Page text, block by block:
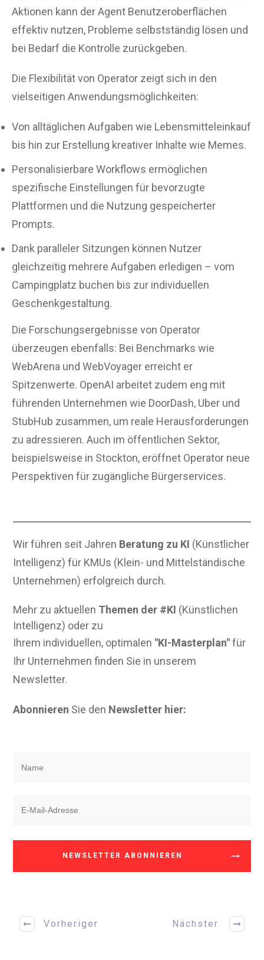
Aktionen kann der Agent Benutzeroberflächen
effektiv nutzen, Probleme selbstständig lösen und
bei Bedarf die Kontrolle zurückgeben.
Die Flexibilität von Operator zeigt sich in den
vielseitigen Anwendungsmöglichkeiten:
Von alltäglichen Aufgaben wie Lebensmitteleinkauf
bis hin zur Erstellung kreativer Inhalte wie Memes.
Personalisierbare Workflows ermöglichen
spezifische Einstellungen für bevorzugte
Plattformen und die Nutzung gespeicherter
Prompts.
Dank paralleler Sitzungen können Nutzer
gleichzeitig mehrere Aufgaben erledigen – vom
Campingplatz buchen bis zur individuellen
Geschenkgestaltung.
Die Forschungsergebnisse von Operator
überzeugen ebenfalls: Bei Benchmarks wie
WebArena und WebVoyager erreicht er
Spitzenwerte. OpenAI arbeitet zudem eng mit
führenden Unternehmen wie DoorDash, Uber und
StubHub zusammen, um reale Herausforderungen
zu adressieren. Auch im öffentlichen Sektor,
beispielsweise in Stockton, eröffnet Operator neue
Perspektiven für zugängliche Bürgerservices.
Wir führen seit Jahren Beratung zu KI (Künstlicher
Intelligenz) für KMUs (Klein- und Mittelständische
Unternehmen) erfolgreich durch.
Mehr zu aktuellen Themen der #KI (Künstlichen
Intelligenz) oder zu
Ihrem individuellen, optimalen "KI-Masterplan"für
Ihr Unternehmen finden Sie in unserem
Newsletter.
Abonnieren Sie den Newsletter hier:
NEWSLETTER ABONNIEREN
Vorheriger Nächster